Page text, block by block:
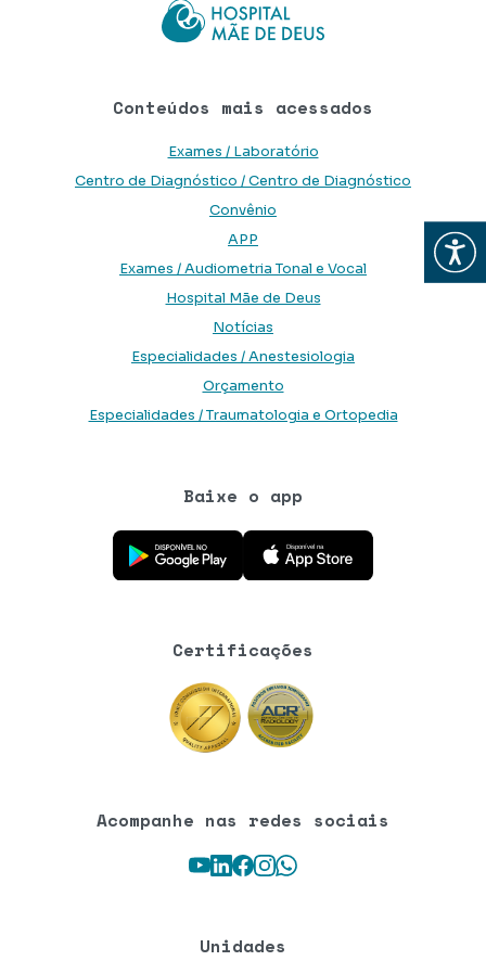
Abrir
Conteúdos mais acessados
Exames / Laboratório
Centro de Diagnóstico / Centro de Diagnóstico
Convênio
APP
Exames / Audiometria Tonal e Vocal
Hospital Mãe de Deus
Notícias
Especialidades / Anestesiologia
Orçamento
Especialidades / Traumatologia e Ortopedia
Baixe o app
Baixe o aplicativo na Google Play Store
Baixe o aplicativo na App Store
Certificações
Acompanhe nas redes sociais
Youtube
LinkedIn
Facebook
Instagram
WhatsApp
Unidades